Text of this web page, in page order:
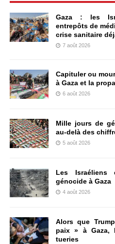
Gaza : les
entrepôts de
crise sanitaire
7 août 2026
Capituler ou
à Gaza et la
6 août 2026
Mille jours de
au-delà des
5 août 2026
Les Israéliens
génocide à Gaza
4 août 2026
Alors que
paix » à Gaza,
tueries